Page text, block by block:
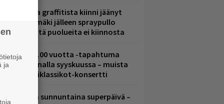
Laittomasta graffitista kiinni jäänyt
Arhinmäki jälleen spraypullo
– näitä puolueita ei kiinnosta
Yle 100 vuotta -tapahtuma
Arenalla syyskuussa – muista
metalliklassikot-konsertti
Tampereella sunnuntaina superpäivä –
ja